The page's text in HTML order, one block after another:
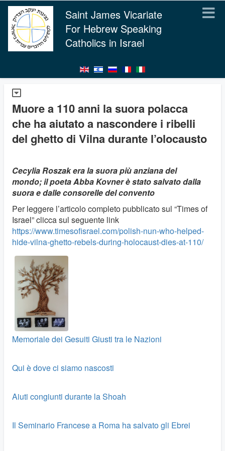
Saint James Vicariate
For Hebrew Speaking
Catholics in Israel
Muore a 110 anni la suora polacca
che ha aiutato a nascondere i ribelli
del ghetto di Vilna durante l’olocausto
Cecylia Roszak era la suora più anziana del
mondo; il poeta Abba Kovner è stato salvato dalla
suora e dalle consorelle del convento
Per leggere l’articolo completo pubblicato sul “Times of
Israel” clicca sul seguente link
https://www.timesofisrael.com/polish-nun-who-helped-
hide-vilna-ghetto-rebels-during-holocaust-dies-at-110/
Memoriale dei Gesuiti Giusti tra le Nazioni
Qui è dove ci siamo nascosti
Aiuti congiunti durante la Shoah
Il Seminario Francese a Roma ha salvato gli Ebrei